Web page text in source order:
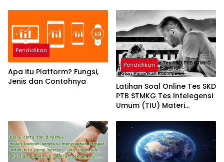
Pendidikan
Apa itu Platform? Fungsi,
Jenis dan Contohnya
Pendidikan
Latihan Soal Online Tes SKD
PTB STMKG Tes Intelegensi
Umum (TIU) Materi